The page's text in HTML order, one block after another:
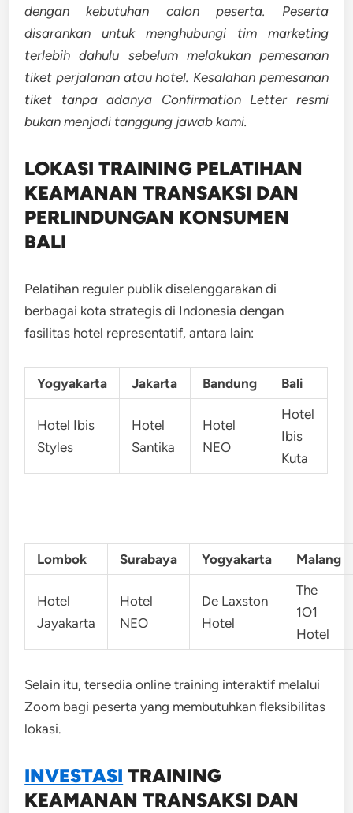
dengan kebutuhan calon peserta. Peserta
disarankan untuk menghubungi tim marketing
terlebih dahulu sebelum melakukan pemesanan
tiket perjalanan atau hotel. Kesalahan pemesanan
tiket tanpa adanya Confirmation Letter resmi
bukan menjadi tanggung jawab kami.
LOKASI TRAINING PELATIHAN
KEAMANAN TRANSAKSI DAN
PERLINDUNGAN KONSUMEN
BALI
Pelatihan reguler publik diselenggarakan di
berbagai kota strategis di Indonesia dengan
fasilitas hotel representatif, antara lain:
Yogyakarta Jakarta Bandung Bali
Hotel Ibis
Styles
Hotel
Santika
Hotel
NEO
Hotel
Ibis
Kuta
Lombok Surabaya Yogyakarta Malang
Hotel
Jayakarta
Hotel
NEO
De Laxston
Hotel
The
1O1
Hotel
Selain itu, tersedia online training interaktif melalui
Zoom bagi peserta yang membutuhkan fleksibilitas
lokasi.
INVESTASI TRAINING
KEAMANAN TRANSAKSI DAN